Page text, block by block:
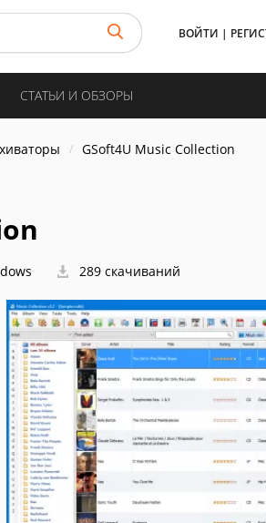
ВОЙТИ |
СТАТЬИ И ОБЗОРЫ
GSoft4U Music Collection
289 скачиваний